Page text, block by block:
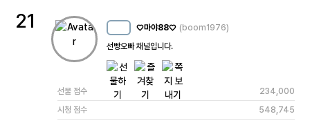
21 ♡마야88♡ (boom1976)
선빵오빠 채널입니다.
선물 점수
234,000
시청 점수
548,745